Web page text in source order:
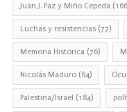
Juan J. Paz y Miño Cepeda
Luchas y resistencias (77)
Memoria Historica (76)
Nicolás Maduro (64)
Palestina/Israel (184)